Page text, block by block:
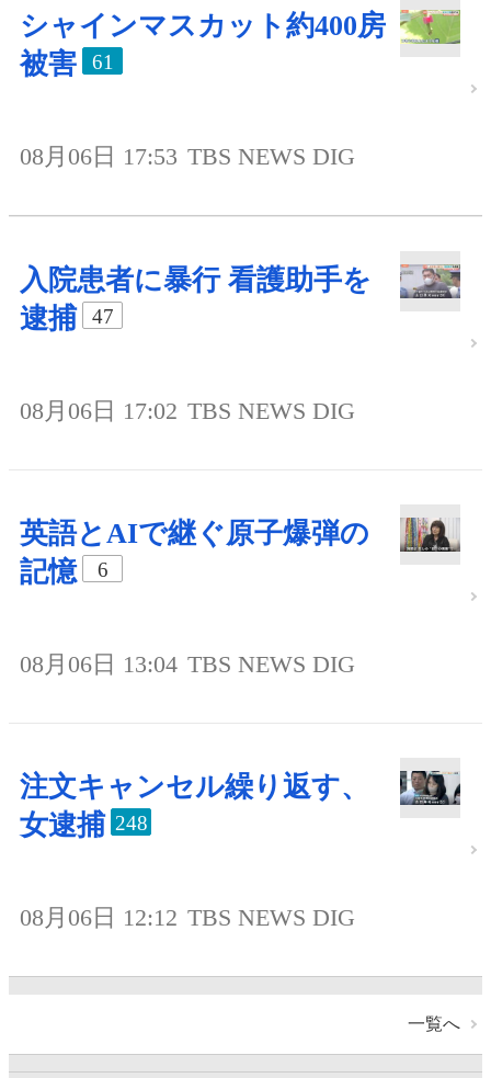
シャインマスカット約400房
被害
61
08月06日 17:53 TBS NEWS DIG
入院患者に暴行 看護助手を
逮捕
47
08月06日 17:02 TBS NEWS DIG
英語とAIで継ぐ原子爆弾の
記憶
6
08月06日 13:04 TBS NEWS DIG
注文キャンセル繰り返す、
女逮捕 248
08月06日 12:12 TBS NEWS DIG
一覧へ